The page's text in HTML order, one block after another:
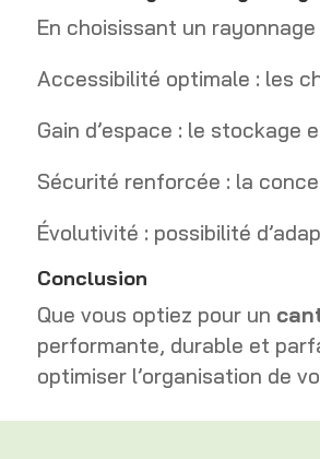
En choisissant un
Accessibilité optimale : les
Gain d’espace : le stockage
Sécurité renforcée : la
Évolutivité : possibilité
Conclusion
Que vous optiez pour un
performante, durable et
optimiser l’organisation de